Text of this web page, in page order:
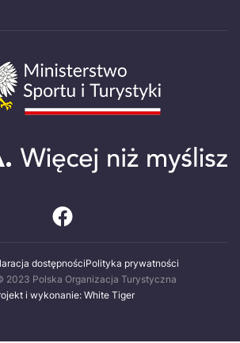
dostępnościPolityka prywatności
2023 Polska Organizacja Turystyczna
i wykonanie: White Tiger